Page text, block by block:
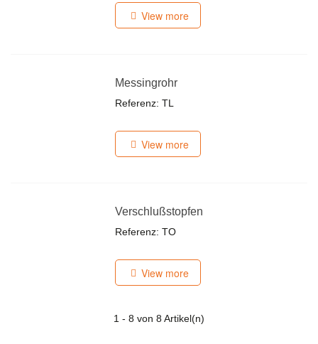
View more
Messingrohr
Referenz: TL
View more
Verschlußstopfen
Referenz: TO
View more
1 - 8 von 8 Artikel(n)